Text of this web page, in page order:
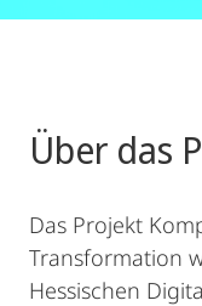
Über das
Das Projekt
Transformation
Hessischen